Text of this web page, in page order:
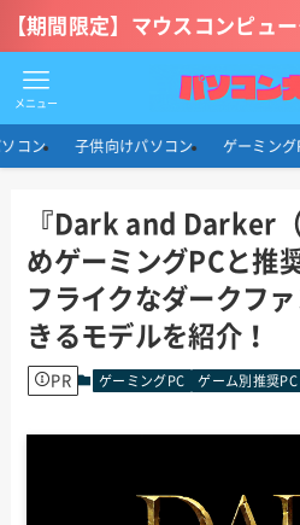
【期間限定】マウスコンピュ
メニュー
コン 子供向けパソコン ゲーミング
『Dark and Darker
めゲーミングPCと推
フライクなダークフ
きるモデルを紹介！
PR ゲーミングPC ゲーム別推奨PC